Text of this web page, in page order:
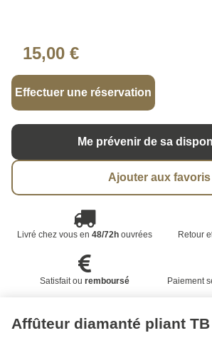
15,00 €
Effectuer une réservation
Me prévenir de sa
Ajouter aux favoris
Livré chez vous en 48/72houvrées Retour
Satisfait ou remboursé Paiement
Affûteur diamanté pliant